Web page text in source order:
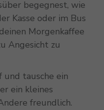
begegnest, wie
Kasse oder im Bus
Morgenkaffee
Angesicht zu
tausche ein
ein kleines
freundlich.